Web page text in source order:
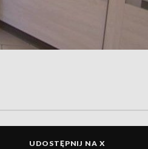
UDOSTĘPNIJ NA X